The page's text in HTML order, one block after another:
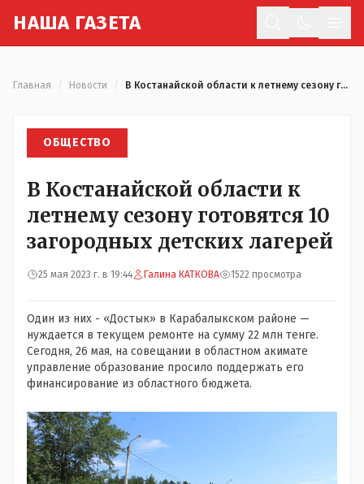
НАША ГАЗЕТА
Главная Новости В Костанайской области к летнему сезону готовятся 10 загородных детских лагерей
ОБЩЕСТВО
В Костанайской области к
летнему сезону готовятся 10
загородных детских лагерей
25 мая 2023 г. в 19:44 Галина КАТКОВА 1522 просмотра
Один из них - «Достык» в Карабалыкском районе —
нуждается в текущем ремонте на сумму 22 млн тенге.
Сегодня, 26 мая, на совещании в областном акимате
управление образование просило поддержать его
финансирование из областного бюджета.